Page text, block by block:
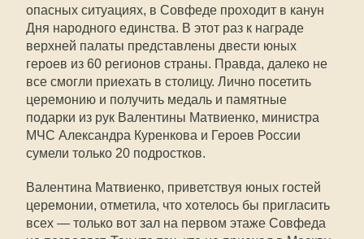
опасных ситуациях, в Совфеде проходит в канун
Дня народного единства. В этот раз к награде
верхней палаты представлены двести юных
героев из 60 регионов страны. Правда, далеко не
все смогли приехать в столицу. Лично посетить
церемонию и получить медаль и памятные
подарки из рук Валентины Матвиенко, министра
МЧС Александра Куренкова и Героев России
сумели только 20 подростков.
Валентина Матвиенко, приветствуя юных гостей
церемонии, отметила, что хотелось бы пригласить
всех — только вот зал на первом этаже Совфеда